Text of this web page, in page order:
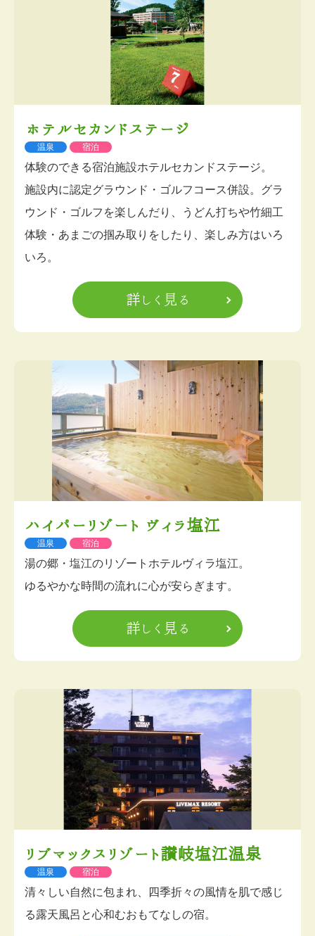
ホテルセカンドステージ
温泉 宿泊
体験のできる宿泊施設ホテルセカンドステージ。
施設内に認定グラウンド・ゴルフコース併設。グラ
ウンド・ゴルフを楽しんだり、うどん打ちや竹細工
体験・あまごの掴み取りをしたり、楽しみ方はいろ
いろ。
詳しく見る
ハイパーリゾート ヴィラ塩江
温泉 宿泊
湯の郷・塩江のリゾートホテルヴィラ塩江。
ゆるやかな時間の流れに心が安らぎます。
詳しく見る
リブマックスリゾート讃岐塩江温泉
温泉 宿泊
清々しい自然に包まれ、四季折々の風情を肌で感じ
る露天風呂と心和むおもてなしの宿。